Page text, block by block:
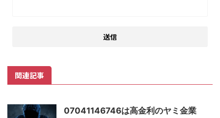
関連記事
07041146746は高金利のヤミ金業